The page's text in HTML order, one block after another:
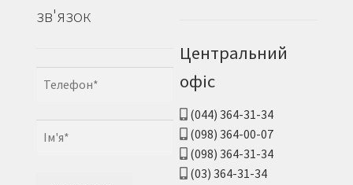
зв'язок
Центральний
офіс
(044) 364-31-34
(098) 364-00-07
(098) 364-31-34
(03) 364-31-34